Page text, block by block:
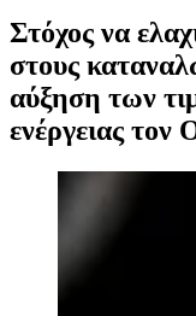
Στόχος να
στους
αύξηση των
ενέργειας τον